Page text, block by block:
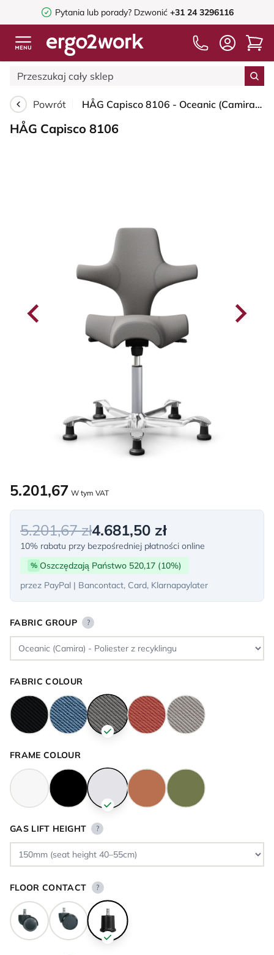
Pytania lub porady? Dzwonić +31 24 3296116
Powrót HÅG Capisco 8106 - Oceanic (Camira) - Poliester z recyklingu - OCI008 - Warm grey - Silver - 150mm (seat height 40–55cm) - Glides
HÅG Capisco 8106
5.201,67 W tym VAT
5.201,67 zł4.681,50 zł
10% rabatu przy bezpośredniej płatności online
% Oszczędzają Państwo 520,17 (10%)
przez PayPal | Bancontact, Card, Klarnapaylater
FABRIC GROUP ?
FABRIC COLOUR
FRAME COLOUR
GAS LIFT HEIGHT ?
FLOOR CONTACT ?